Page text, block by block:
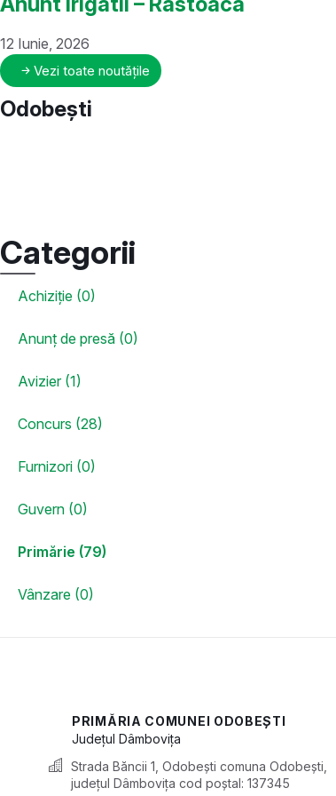
12 Iunie, 2026
Vezi toate noutățile
Odobești
Categorii
Achiziție (0)
Anunț de presă (0)
Avizier (1)
Concurs (28)
Furnizori (0)
Guvern (0)
Primărie (79)
Vânzare (0)
PRIMĂRIA COMUNEI ODOBEȘTI
JudețulDâmbovița
Strada Băncii 1, Odobești comuna Odobești,
județul Dâmbovița cod poștal: 137345